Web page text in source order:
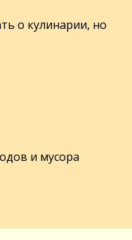
о кулинарии, но
и мусора